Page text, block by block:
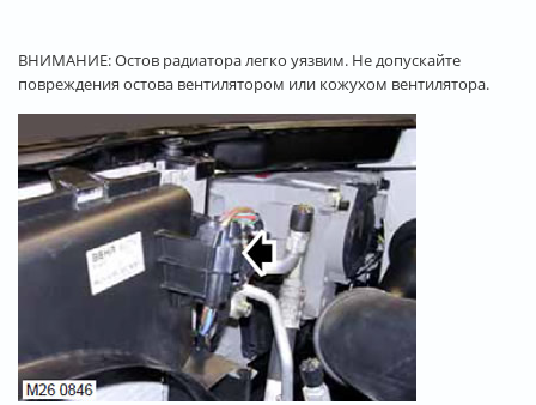
ВНИМАНИЕ: Остов радиатора легко уязвим. Не допускайте
повреждения остова вентилятором или кожухом вентилятора.